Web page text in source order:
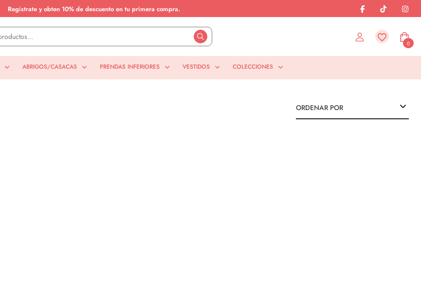
Registrate y obten 10% de descuento en tu primera compra.
0
ABRIGOS/CASACAS PRENDAS INFERIORES VESTIDOS COLECCIONES
ORDENAR POR